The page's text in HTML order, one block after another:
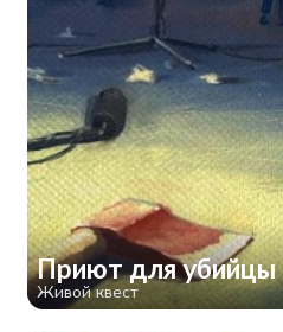
Приют для убийцы
Живой квест